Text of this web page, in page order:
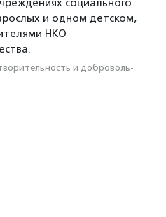
социального
и одном детском,
НКО
и доброволь­